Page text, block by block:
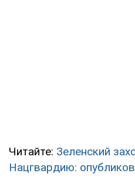
Читайте: Зеленский
Нацгвардию: